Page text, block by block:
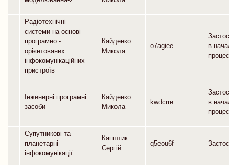
Радіотехнічні
системи на основі
програмно -
орієнтованих
інфокомунікаційних
пристроїв
Кайденко
Микола
o7agiee
в
Інженерні програмні
засоби
Кайденко
Микола
kwdcrre
в
Супутникові та
планетарні
інфокомунікації
Капштик
Сергій
q5eou6f